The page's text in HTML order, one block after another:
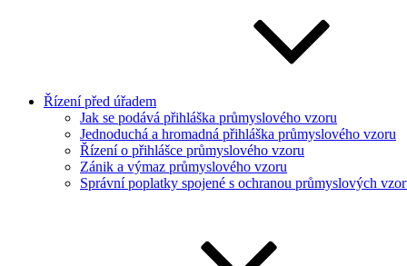
Řízení před úřadem
Jak se podává přihláška průmyslového vzoru
Jednoduchá a hromadná přihláška průmyslového vzoru
Řízení o přihlášce průmyslového vzoru
Zánik a výmaz průmyslového vzoru
Správní poplatky spojené s ochranou průmyslových